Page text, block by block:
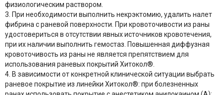
физиологическим раствором.
3. При необходимости выполнить некрэктомию, удалить налет
фибрина с раневой поверхности. При кровоточивости из раны
удостовериться в отсутствии явных источников кровотечения,
при их наличии выполнить гемостаз. Повышенная диффузная
кровоточивость из раны не является препятствием для
использования раневых покрытий Хитокол®.
4. В зависимости от конкретной клинической ситуации выбрать
раневое покрытие из линейки Хитокол®: при болезненных